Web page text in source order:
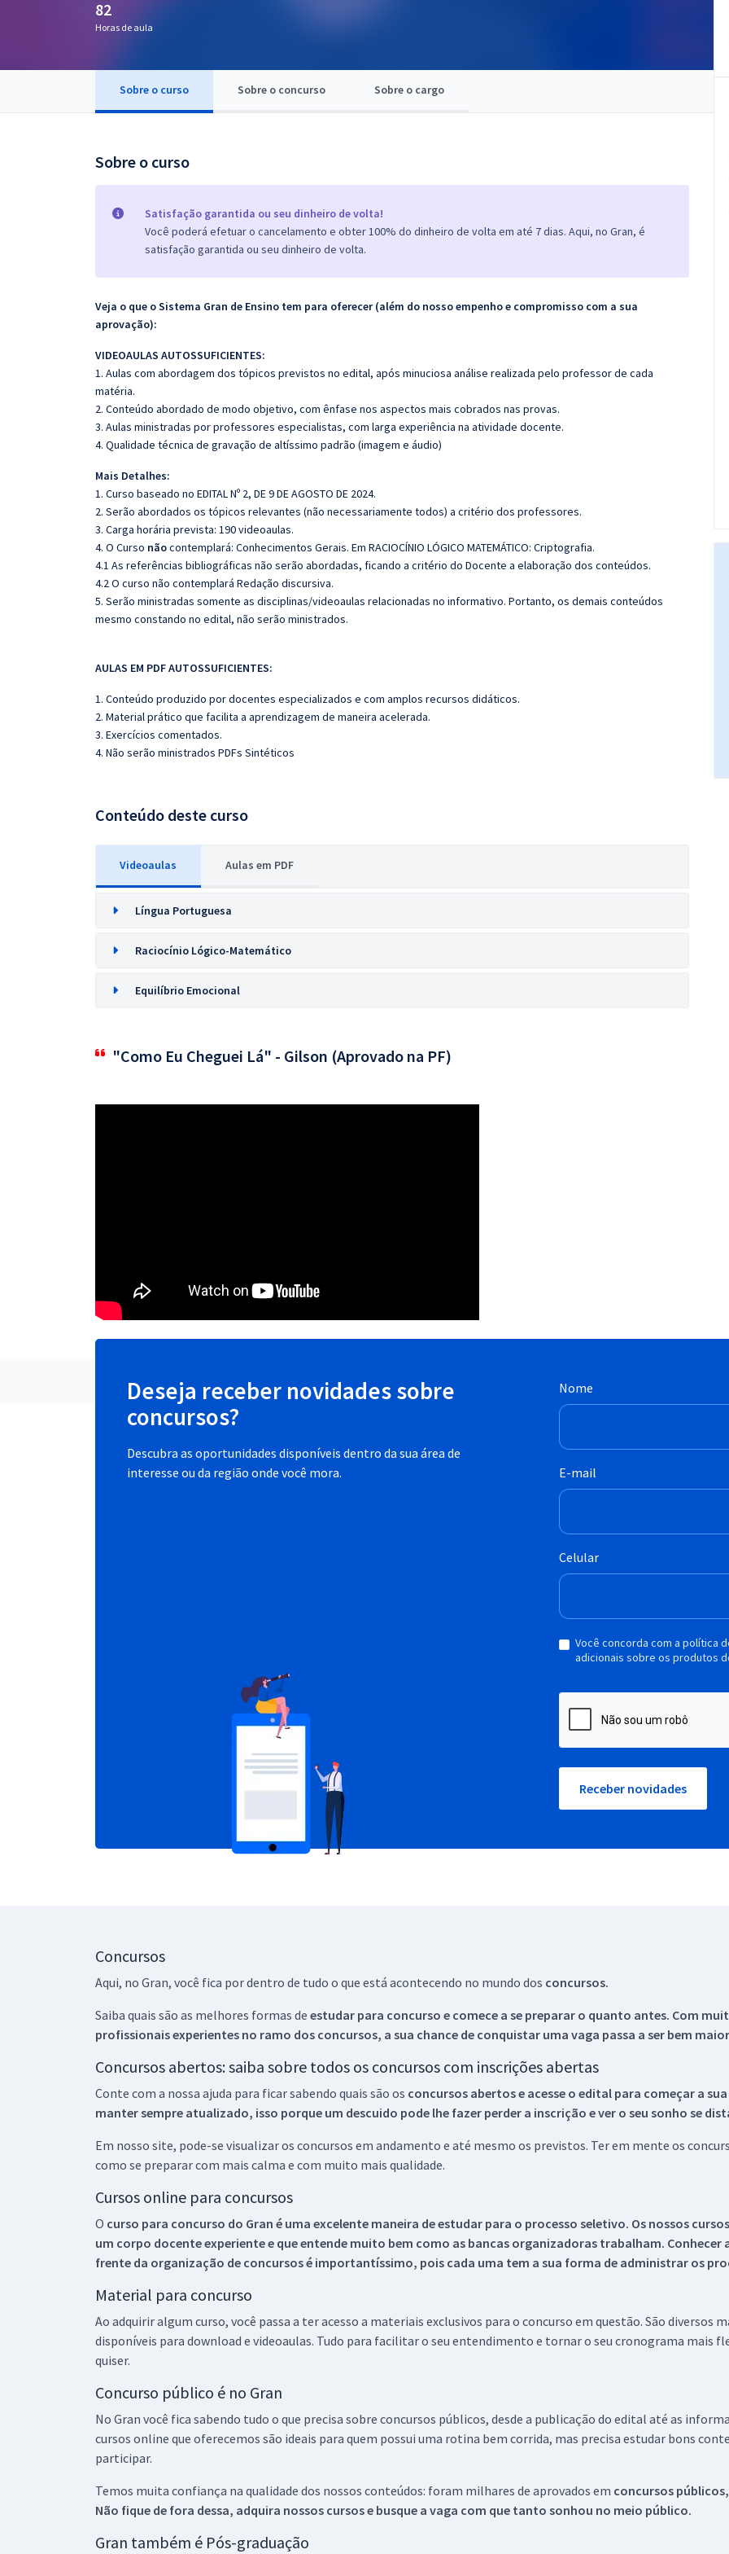
Questões grátis
82
Horas de aula
Sobre o curso Sobre o concurso Sobre o cargo
Sobre o curso
Satisfação garantida ou seu dinheiro de volta!
Você poderá efetuar o cancelamento e obter 100% do dinheiro de volta em até 7 dias. Aqui, no Gran, é
satisfação garantida ou seu dinheiro de volta.
Veja o que o Sistema Gran de Ensino tem para oferecer (além do nosso empenho e compromisso com a sua
aprovação):
VIDEOAULAS AUTOSSUFICIENTES:
1. Aulas com abordagem dos tópicos previstos no edital, após minuciosa análise realizada pelo professor de cada
matéria.
2. Conteúdo abordado de modo objetivo, com ênfase nos aspectos mais cobrados nas provas.
3. Aulas ministradas por professores especialistas, com larga experiência na atividade docente.
4. Qualidade técnica de gravação de altíssimo padrão (imagem e áudio)
Mais Detalhes:
1. Curso baseado no EDITAL Nº 2, DE 9 DE AGOSTO DE 2024.
2. Serão abordados os tópicos relevantes (não necessariamente todos) a critério dos professores.
3. Carga horária prevista: 190 videoaulas.
4. O Curso nãocontemplará: Conhecimentos Gerais. Em RACIOCÍNIO LÓGICO MATEMÁTICO: Criptografia.
4.1 As referências bibliográficas não serão abordadas, ficando a critério do Docente a elaboração dos conteúdos.
4.2 O curso não contemplará Redação discursiva.
5. Serão ministradas somente as disciplinas/videoaulas relacionadas no informativo. Portanto, os demais conteúdos
mesmo constando no edital, não serão ministrados.
AULAS EM PDF AUTOSSUFICIENTES:
1. Conteúdo produzido por docentes especializados e com amplos recursos didáticos.
2. Material prático que facilita a aprendizagem de maneira acelerada.
3. Exercícios comentados.
4. Não serão ministrados PDFs Sintéticos
Conteúdo deste curso
Videoaulas Aulas em PDF
Língua Portuguesa
Raciocínio Lógico-Matemático
Equilíbrio Emocional
"Como Eu Cheguei Lá" - Gilson (Aprovado na PF)
Deseja receber novidades sobre
concursos?
Descubra as oportunidades disponíveis dentro da sua área de
interesse ou da região onde você mora.
Nome
E-mail
Celular
Você concorda com a política
adicionais sobre os produtos
Receber novidades
Concursos
Aqui, no Gran, você fica por dentro de tudo o que está acontecendo no mundo dos concursos.
Saiba quais são as melhores formas de estudar para concurso e comece a se preparar o quanto antes. Com
profissionais experientes no ramo dos concursos, a sua chance de conquistar uma vaga passa a ser bem
Concursos abertos: saiba sobre todos os concursos com inscrições abertas
Conte com a nossa ajuda para ficar sabendo quais são os concursos abertos e acesse o edital para começar a
manter sempre atualizado, isso porque um descuido pode lhe fazer perder a inscrição e ver o seu sonho se
Em nosso site, pode-se visualizar os concursos em andamento e até mesmo os previstos. Ter em mente os
como se preparar com mais calma e com muito mais qualidade.
Cursos online para concursos
O curso para concurso do Gran é uma excelente maneira de estudar para o processo seletivo. Os nossos
um corpo docente experiente e que entende muito bem como as bancas organizadoras trabalham.
frente da organização de concursos é importantíssimo, pois cada uma tem a sua forma de administrar os
Material para concurso
Ao adquirir algum curso, você passa a ter acesso a materiais exclusivos para o concurso em questão. São
disponíveis para download e videoaulas. Tudo para facilitar o seu entendimento e tornar o seu cronograma mais
quiser.
Concurso público é no Gran
No Gran você fica sabendo tudo o que precisa sobre concursos públicos, desde a publicação do edital até as
cursos online que oferecemos são ideais para quem possui uma rotina bem corrida, mas precisa estudar bons
participar.
Temos muita confiança na qualidade dos nossos conteúdos: foram milhares de aprovados em concursos
Não fique de fora dessa, adquira nossos cursos e busque a vaga com que tanto sonhou no meio público.
Gran também é Pós-graduação